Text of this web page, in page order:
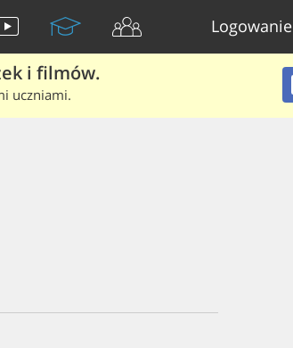
Logowanie
i filmów.
uczniami.